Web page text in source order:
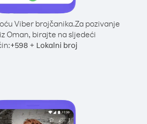
Viber brojčanika.Za pozivanje
Oman, birajte na sljedeći
+598 + Lokalni broj